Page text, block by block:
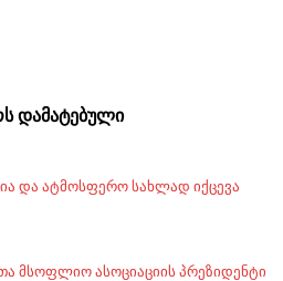
დამატებული
და ატმოსფერო სახლად იქცევა
მსოფლიო ასოციაციის პრეზიდენტი